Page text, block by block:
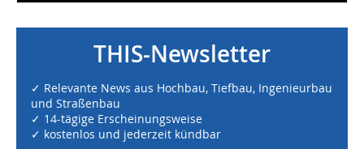
THIS-Newsletter
✓ Relevante News aus Hochbau, Tiefbau, Ingenieurbau
und Straßenbau
✓ 14-tägige Erscheinungsweise
✓ kostenlos und jederzeit kündbar